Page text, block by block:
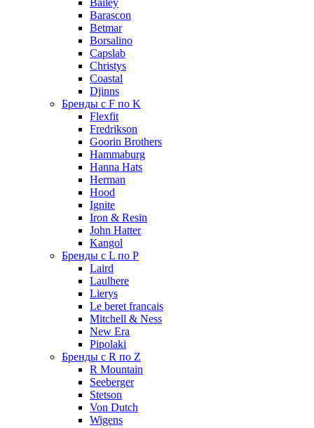
Bailey
Barascon
Betmar
Borsalino
Capslab
Christys
Coastal
Djinns
Бренды с F по K
Flexfit
Fredrikson
Goorin Brothers
Hammaburg
Hanna Hats
Herman
Hood
Ignite
Iron & Resin
John Hatter
Kangol
Бренды с L по P
Laird
Laulhere
Lierys
Le beret francais
Mitchell & Ness
New Era
Pipolaki
Бренды с R по Z
R Mountain
Seeberger
Stetson
Von Dutch
Wigens